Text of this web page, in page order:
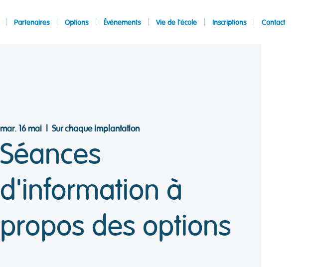
Partenaires Options Événements Vie de l'école Inscriptions Contact
mar. 16 mai
  |
Sur chaque implantation
Séances
d'information à
propos des options